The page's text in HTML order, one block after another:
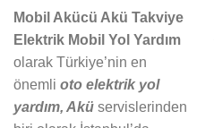
Mobil Akücü Akü Takviye
Elektrik Mobil Yol Yardım
olarak Türkiye’nin en
önemli oto elektrik yol
yardım, Akü servislerinden